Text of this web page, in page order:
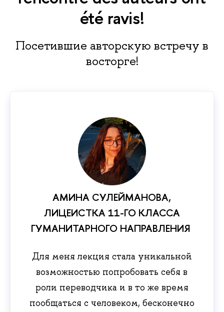
été ravis!
Посетившие авторскую встречу в
восторге!
АМИНА СУЛЕЙМАНОВА,
ЛИЦЕИСТКА 11-ГО КЛАССА
ГУМАНИТАРНОГО НАПРАВЛЕНИЯ
Для меня лекция стала уникальной
возможностью попробовать себя в
роли переводчика и в то же время
пообщаться с человеком, бесконечно